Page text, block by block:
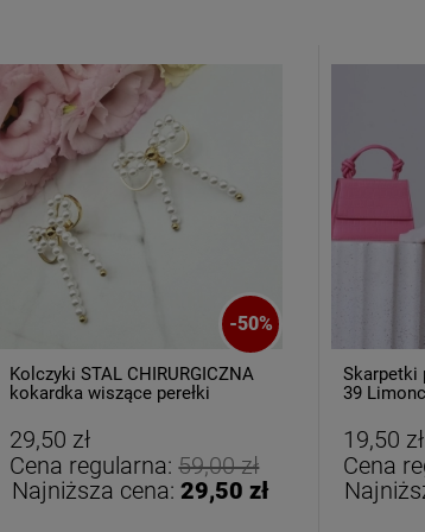
Bransoletka srebrna STAL
CHIRURGICZNA jodełka
cyrkonie
-50%
Kolczyki STAL CHIRURGICZNA
kokardka wiszące perełki
29,50 zł
Cena regularna:59,00 zł
Najniższa cena: 29,50 zł
Skarpetki
39
19,50 zł
Cena